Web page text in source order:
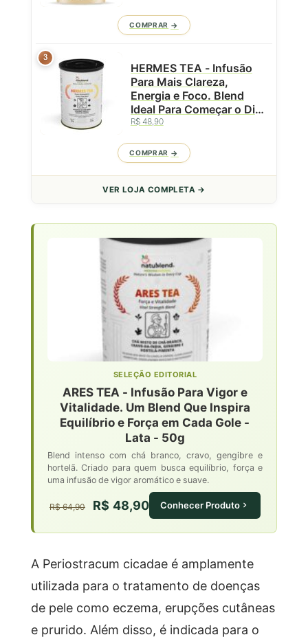
COMPRAR
3
HERMES TEA - Infusão
Para Mais Clareza,
Energia e Foco. Blend
Ideal Para Começar o Dia
ou Como Pré-Treino -
R$ 48,90
COMPRAR
VER LOJA COMPLETA →
SELEÇÃO EDITORIAL
ARES TEA - Infusão Para Vigor e
Vitalidade. Um Blend Que Inspira
Equilíbrio e Força em Cada Gole -
Lata - 50g
Blend intenso com chá branco, cravo, gengibre e
hortelã. Criado para quem busca equilíbrio, força e
uma infusão de vigor aromático e suave.
R$ 64,90 R$ 48,90 Conhecer Produto
A Periostracum cicadae é amplamente
utilizada para o tratamento de doenças
de pele como eczema, erupções cutâneas
e prurido. Além disso, é indicada para o